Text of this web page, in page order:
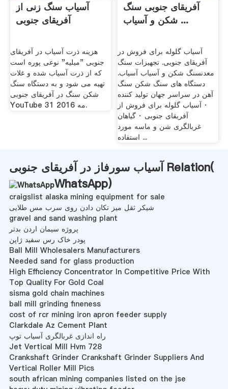
آسیاب سنگ زنی از
آفریقای جنوبی
هزینه ذرت آسیاب در آفریقای
جنوبی "میلیه" نوعی پوره است
که از ذرت آسیاب شده و غلات
تهیه می شود و به دستگاه سنگ
شکن سنگ در آفریقای جنوبی
YouTube 31 مه 2016.
آفریقای جنوبی سنگ
شکن و آسیاب ...
آسیاب گلوله برای فروش در
آفریقای جنوبی. تجهیزات سنگ
معدنسنگ شکن و آسیاب آسیاب.
دستگاه های سنگ شکن سنگ
آهن در سراسر جهان تولید کننده
· آسیاب گلوله برای فروش از
آفریقای جنوبی · گیاهان
غربالگری شن و ماسه مورد
استفاده ...
آسیاب سورفاز در آفریقای جنوبی Relation(
WhatsApp)
craigslist alaska mining equipment for sale
شیکر ثقل میز تکان دادن روی سرب مس طلایی
gravel and sand washing plant
پروژه سیمان اردن بدتر
پودر خاک رس سفید ژاپن
Ball Mill Wholesalers Manufacturers
Needed sand for glass production
High Efficiency Concentrator In Competitive Price With
Top Quality For Gold Coal
sisma gold chain machines
ball mill grinding fineness
cost of rcr mining iron apron feeder supply
Clarkdale Az Cement Plant
راه اندازی غربالگری آسیاب توپ
Jet Vertical Mill Hvm 728
Crankshaft Grinder Crankshaft Grinder Suppliers And
Vertical Roller Mill Pics
south african mining companies listed on the jse